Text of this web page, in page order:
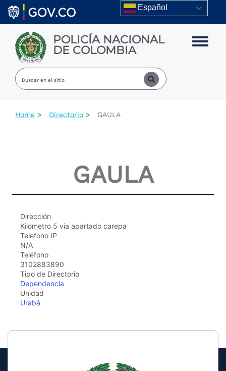
Skip to main content Español
POLICÍA NACIONAL
DE COLOMBIA Toggle
Home Directorio GAULA
GAULA
Dirección
Kilometro 5 via apartado carepa
Telefono IP
N/A
Teléfono
3102883890
Tipo de Directorio
Dependencia
Unidad
Urabá